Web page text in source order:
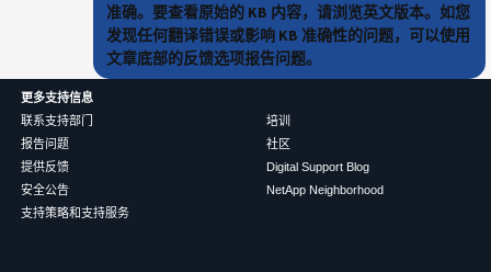
准确。要查看原始的 KB 内容，请浏览英文版本。如您
发现任何翻译错误或影响 KB 准确性的问题，可以使用
文章底部的反馈选项报告问题。
更多支持信息
联系支持部门
报告问题
提供反馈
安全公告
支持策略和支持服务
培训
社区
Digital Support Blog
NetApp Neighborhood